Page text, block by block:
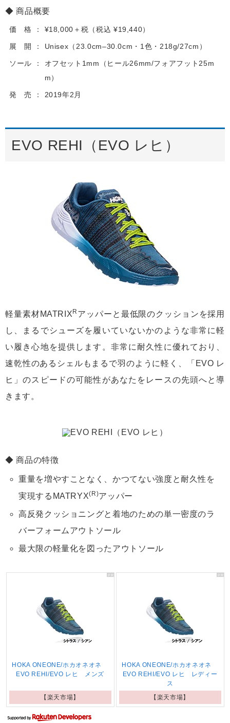
商品概要
価 格 ¥18,000＋税（税込 ¥19,440）
展 開 Unisex（23.0cm–30.0cm・1色・218g/27cm）
ソール
オフセット1mm（ヒール26mm/フォアフット25m
m）
発 売 2019年2月
EVO REHI（EVO レヒ）
軽量素材MATRIXR アッパーと最低限のクッションを採用
し、まるでシューズを履いていないかのような非常に軽
い履き心地を提供します。非常に耐久性に優れており、
速乾性のあるシェルもまるで羽のように軽く、「EVO レ
ヒ」のスピードの可能性があなたをレースの先頭へと導
きます。
商品の特徴
重量を増やすことなく、かつてない強度と耐久性を
実現するMATRYX(R)アッパー
高反発クッショニングと着地のための単一密度のラ
バーフォームアウトソール
最大限の軽量化を図ったアウトソール
HOKA ONEONE/ホカオネオネ
EVO REHI/EVO レヒ メンズ
【楽天市場】
HOKA ONEONE/ホカオネオネ
EVO REHI/EVO レヒ レディー
ス
【楽天市場】